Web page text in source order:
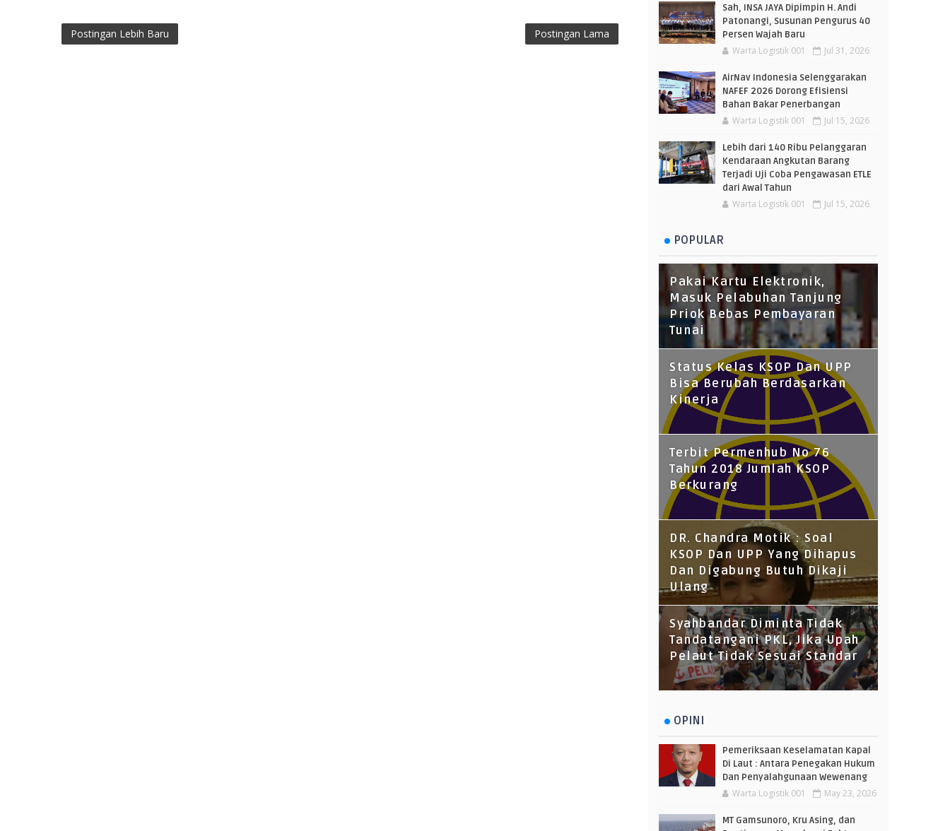
Postingan Lebih Baru Postingan Lama
Sah, INSA JAYA Dipimpin H. Andi
Patonangi, Susunan Pengurus 40
Persen Wajah Baru
Warta Logistik 001 Jul 31, 2026
AirNav Indonesia Selenggarakan
NAFEF 2026 Dorong Efisiensi
Bahan Bakar Penerbangan
Warta Logistik 001 Jul 15, 2026
Lebih dari 140 Ribu Pelanggaran
Kendaraan Angkutan Barang
Terjadi Uji Coba Pengawasan ETLE
dari Awal Tahun
Warta Logistik 001 Jul 15, 2026
POPULAR
Pakai Kartu Elektronik,
Masuk Pelabuhan Tanjung
Priok Bebas Pembayaran
Tunai
Status Kelas KSOP Dan UPP
Bisa Berubah Berdasarkan
Kinerja
Terbit Permenhub No 76
Tahun 2018 Jumlah KSOP
Berkurang
DR. Chandra Motik : Soal
KSOP Dan UPP Yang Dihapus
Dan Digabung Butuh Dikaji
Ulang
Syahbandar Diminta Tidak
Tandatangani PKL, Jika Upah
Pelaut Tidak Sesuai Standar
OPINI
Pemeriksaan Keselamatan Kapal
Di Laut : Antara Penegakan Hukum
Dan Penyalahgunaan Wewenang
Warta Logistik 001 May 23, 2026
MT Gamsunoro, Kru Asing, dan